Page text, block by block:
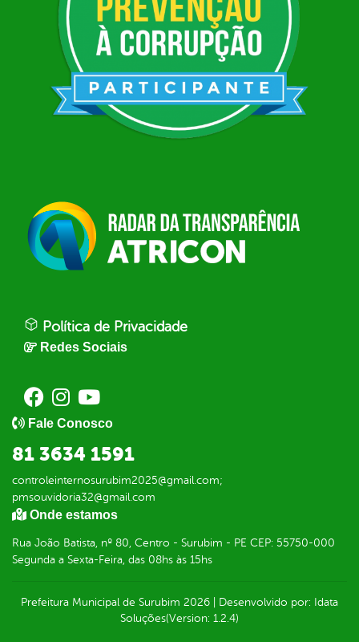
Política de Privacidade
Redes Sociais
Fale Conosco
81 3634 1591
controleinternosurubim2025@gmail.com;
pmsouvidoria32@gmail.com
Onde estamos
Rua João Batista, nº 80, Centro - Surubim - PE CEP: 55750-000
Segunda a Sexta-Feira, das 08hs às 15hs
Prefeitura Municipal de Surubim 2026 Desenvolvido por: Idata
Soluções(Version: 1.2.4)